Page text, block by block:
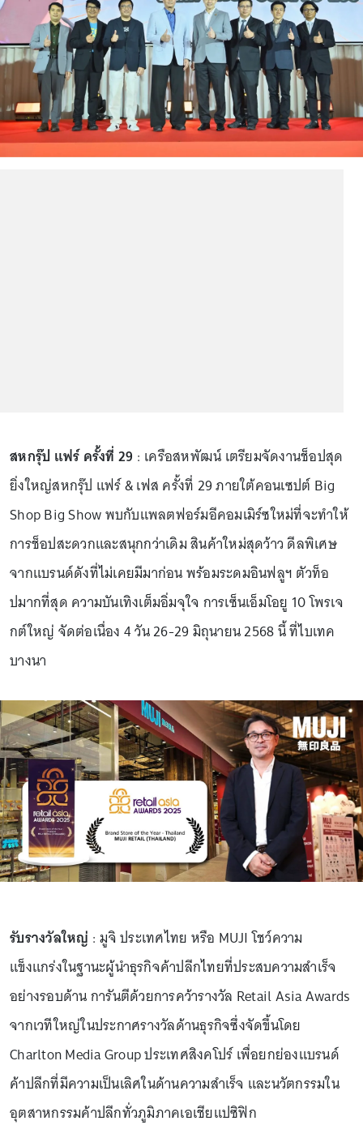
สหกรุ๊ป แฟร์ ครั้งที่ 29 : เครือสหพัฒน์ เตรียมจัดงานช็อปสุด
ยิ่งใหญ่สหกรุ๊ป แฟร์ & เฟส ครั้งที่ 29 ภายใต้คอนเซปต์ Big
Shop Big Show พบกับแพลตฟอร์มอีคอมเมิร์ซใหม่ที่จะทำให้
การช็อปสะดวกและสนุกกว่าเดิม สินค้าใหม่สุดว้าว ดีลพิเศษ
จากแบรนด์ดังที่ไม่เคยมีมาก่อน พร้อมระดมอินฟลูฯ ตัวท็อ
ปมากที่สุด ความบันเทิงเต็มอิ่มจุใจ การเซ็นเอ็มโอยู 10 โพรเจ
กต์ใหญ่ จัดต่อเนื่อง 4 วัน 26-29 มิถุนายน 2568 นี้ ที่ไบเทค
บางนา
รับรางวัลใหญ่ : มูจิ ประเทศไทย หรือ MUJI โชว์ความ
แข็งแกร่งในฐานะผู้นำธุรกิจค้าปลีกไทยที่ประสบความสำเร็จ
อย่างรอบด้าน การันตีด้วยการคว้ารางวัล Retail Asia Awards
จากเวทีใหญ่ในประกาศรางวัลด้านธุรกิจซึ่งจัดขึ้นโดย
Charlton Media Group ประเทศสิงคโปร์ เพื่อยกย่องแบรนด์
ค้าปลีกที่มีความเป็นเลิศในด้านความสำเร็จ และนวัตกรรมใน
อุตสาหกรรมค้าปลีกทั่วภูมิภาคเอเชียแปซิฟิก